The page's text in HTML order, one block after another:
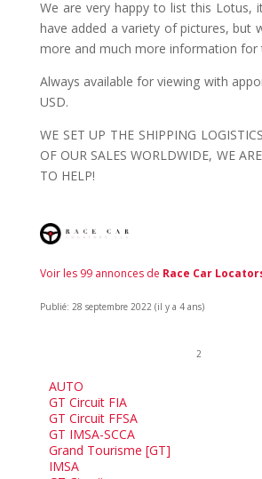
We are very happy to list this Lotus,
have added a variety of pictures, but
more and much more information for
Always available for viewing with
USD.
WE SET UP THE SHIPPING
OF OUR SALES WORLDWIDE, WE
TO HELP!
Voir les 99 annonces de Race Car
Publié: 28 septembre 2022 (il y a 4 ans)
2
AUTO
GT Circuit FIA
GT Circuit FFSA
GT IMSA-SCCA
Grand Tourisme [GT]
IMSA